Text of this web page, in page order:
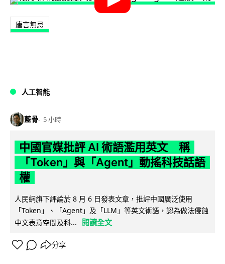
唐言無忌
人工智能
藍骨 5 小時
中國官媒批評 AI 術語濫用英文 稱
「Token」與「Agent」動搖科技話語
權
人民網旗下評論於 8 月 6 日發表文章，批評中國廣泛使用
「Token」、「Agent」及「LLM」等英文術語，認為做法侵蝕
中文表意空間及科...
閱讀全文
分享